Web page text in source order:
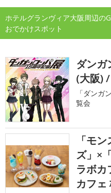
ホテルグランヴィア大阪周辺の
おでかけスポット
ダンガ
(大阪)
「ダンガ
覧会
「モ
ズ」×
ラボカ
カフェ